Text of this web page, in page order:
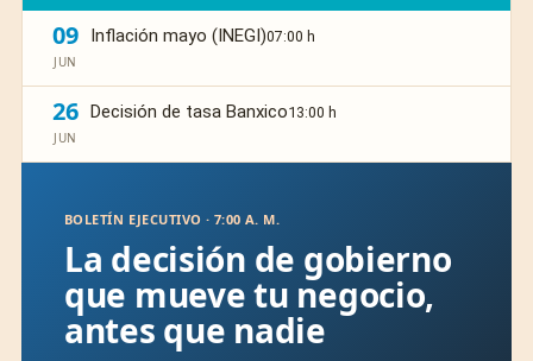
09
JUN
Inflación mayo (INEGI)07:00 h
26
JUN
Decisión de tasa Banxico13:00 h
BOLETÍN EJECUTIVO · 7:00 A. M.
La decisión de gobierno
que mueve tu negocio,
antes que nadie